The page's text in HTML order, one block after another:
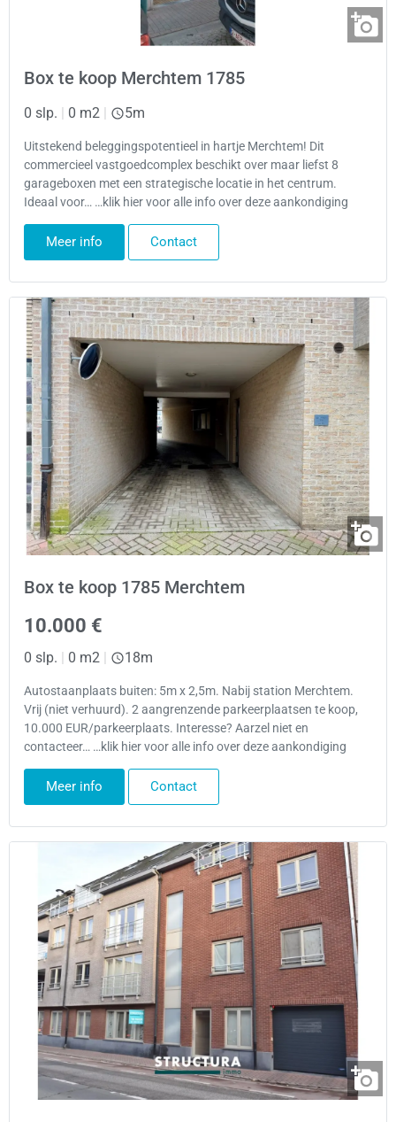
Box te koop Merchtem 1785
0 slp. 0 m2 5m
Uitstekend beleggingspotentieel in hartje Merchtem! Dit
commercieel vastgoedcomplex beschikt over maar liefst 8
garageboxen met een strategische locatie in het centrum.
Ideaal voor… …klik hier voor alle info over deze aankondiging
Meer info Contact
Box te koop 1785 Merchtem
10.000 €
0 slp. 0 m2 18m
Autostaanplaats buiten: 5m x 2,5m. Nabij station Merchtem.
Vrij (niet verhuurd). 2 aangrenzende parkeerplaatsen te koop,
10.000 EUR/parkeerplaats. Interesse? Aarzel niet en
contacteer… …klik hier voor alle info over deze aankondiging
Meer info Contact